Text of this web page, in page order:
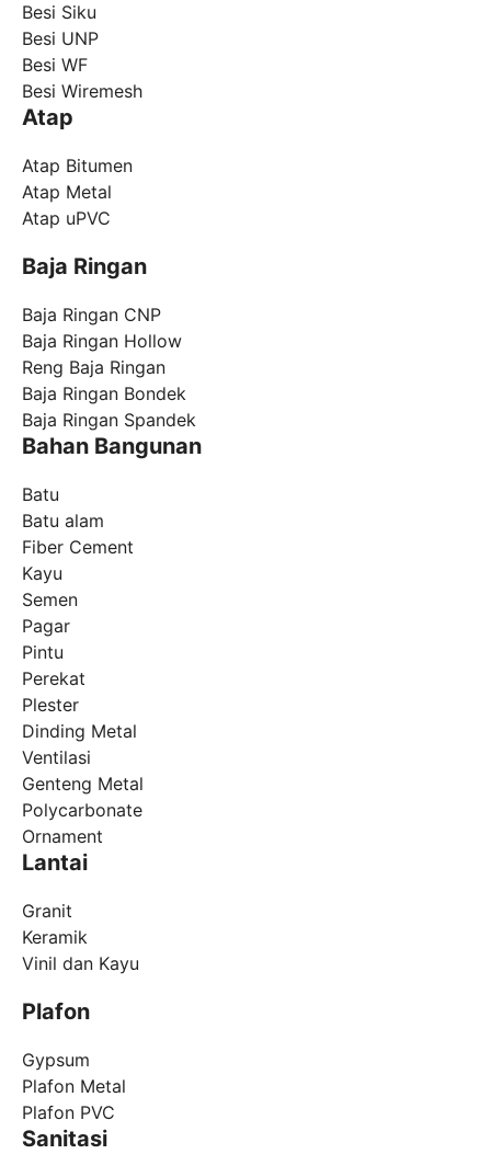
Besi Siku
Besi UNP
Besi WF
Besi Wiremesh
Atap
Atap Bitumen
Atap Metal
Atap uPVC
Baja Ringan
Baja Ringan CNP
Baja Ringan Hollow
Reng Baja Ringan
Baja Ringan Bondek
Baja Ringan Spandek
Bahan Bangunan
Batu
Batu alam
Fiber Cement
Kayu
Semen
Pagar
Pintu
Perekat
Plester
Dinding Metal
Ventilasi
Genteng Metal
Polycarbonate
Ornament
Lantai
Granit
Keramik
Vinil dan Kayu
Plafon
Gypsum
Plafon Metal
Plafon PVC
Sanitasi